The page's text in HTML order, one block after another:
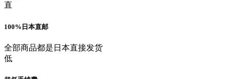
直
100%日本直邮
全部商品都是日本直接发货
低